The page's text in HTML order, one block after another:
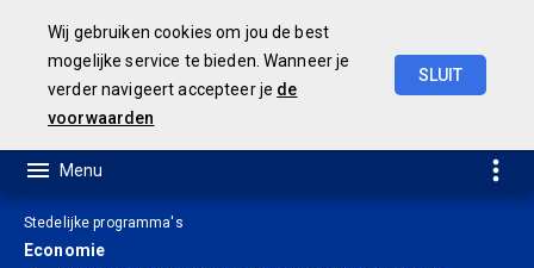
Wij gebruiken cookies om jou de best
mogelijke service te bieden. Wanneer je
verder navigeert accepteer je de
voorwaarden
SLUIT
Stedelijke programma's
Economie